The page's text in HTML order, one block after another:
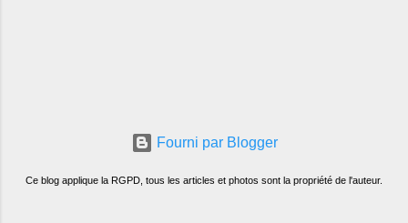
Fourni par Blogger
Ce blog applique la RGPD, tous les articles et photos sont la propriété de l'auteur.